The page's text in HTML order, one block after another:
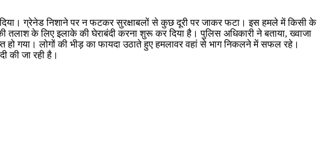
दिया। ग्रेनेड निशाने पर न फटकर सुरक्षाबलों से कुछ दूरी पर जाकर फटा। इस हमले में किसी के
तलाश के लिए इलाके की घेराबंदी करना शुरू कर दिया है। पुलिस अधिकारी ने बताया, ख्वाजा
गया। लोगों की भीड़ का फायदा उठाते हुए हमलावर वहां से भाग निकलने में सफल रहे।
की जा रही है।